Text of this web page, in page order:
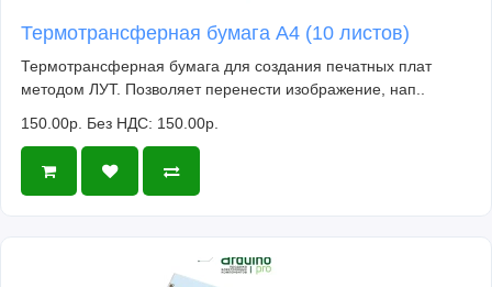
Термотрансферная бумага А4 (10 листов)
Термотрансферная бумага для создания печатных плат
методом ЛУТ. Позволяет перенести изображение, нап..
150.00р. Без НДС: 150.00р.